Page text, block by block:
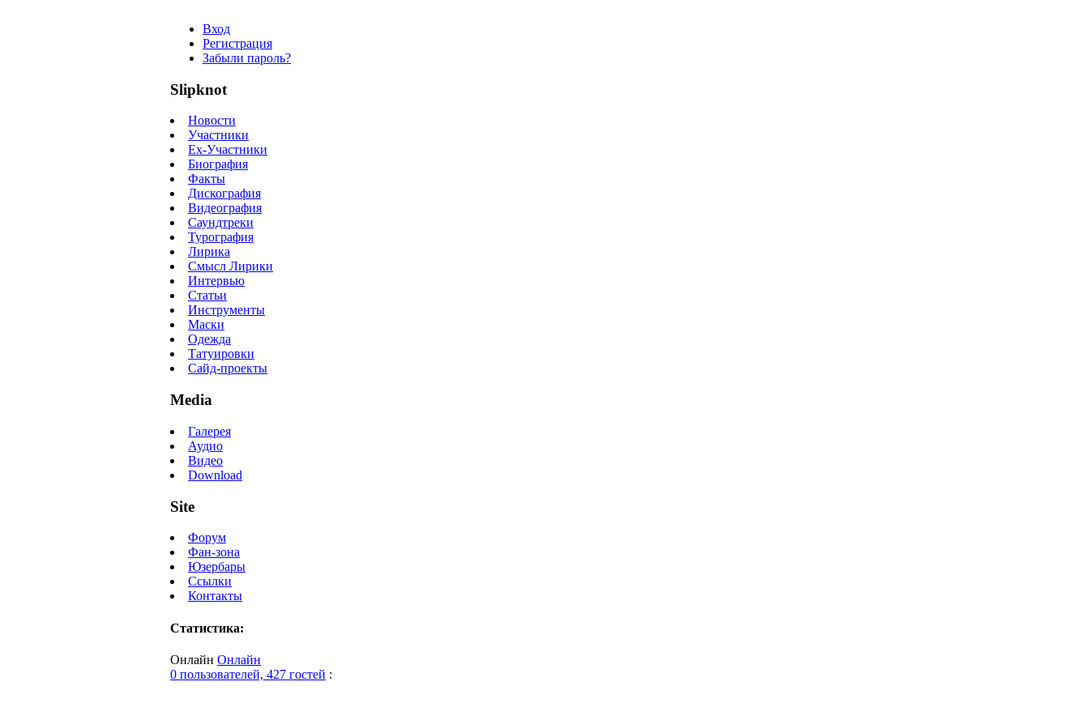
Вход
Регистрация
Забыли пароль?
Slipknot
Новости
Участники
Ex-Участники
Биография
Факты
Дискография
Видеография
Саундтреки
Турография
Лирика
Смысл Лирики
Интервью
Статьи
Инструменты
Маски
Одежда
Татуировки
Сайд-проекты
Media
Галерея
Аудио
Видео
Download
Site
Форум
Фан-зона
Юзербары
Ссылки
Контакты
Статистика:
Онлайн Онлайн
0 пользователей, 427 гостей :